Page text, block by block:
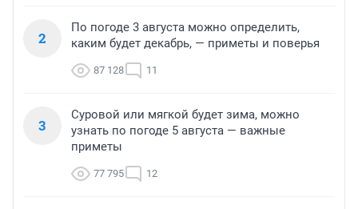
2
По погоде 3 августа можно определить,
каким будет декабрь, — приметы и поверья
87 128 11
3
Суровой или мягкой будет зима, можно
узнать по погоде 5 августа — важные
приметы
77 795 12